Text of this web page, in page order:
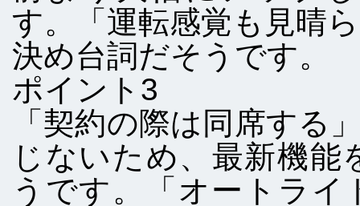
す。「運転感覚も見晴
決め台詞だそうです。
ポイント3
「契約の際は同席する
じないため、最新機
うです。「オートラ